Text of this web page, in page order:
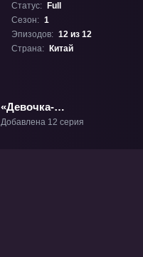
Статус:
Full
Сезон: 1
Эпизодов: 12 из 12
Страна:
Китай
«Девочка-
холодильник» ТВ-1
Добавлена 12 серия